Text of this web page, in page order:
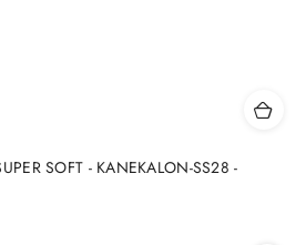
SOFT - KANEKALON-SS28 -